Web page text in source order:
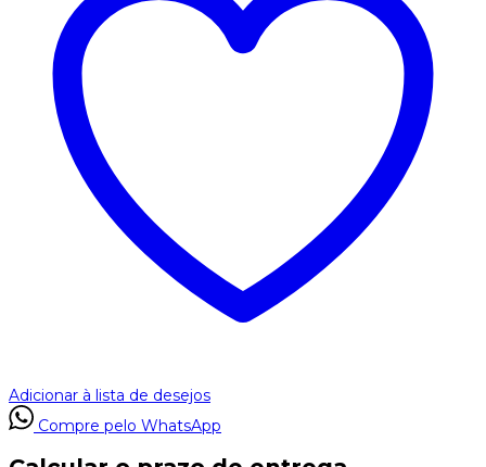
Adicionar à lista de desejos
Compre pelo WhatsApp